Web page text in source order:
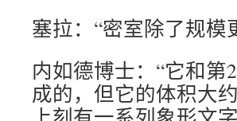
塞拉：“密室除了规
内如德博士：“它和
成的，但它的体积大